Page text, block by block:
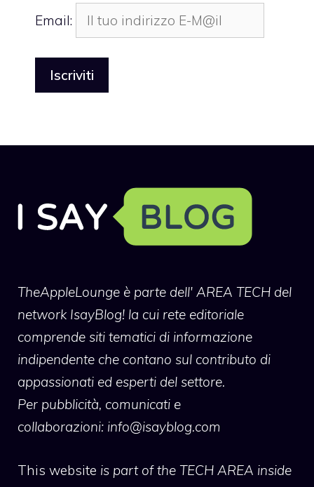
Email:
TheAppleLounge è parte dell' AREA TECH del
network IsayBlog! la cui rete editoriale
comprende siti tematici di informazione
indipendente che contano sul contributo di
appassionati ed esperti del settore.
Per pubblicità, comunicati e
collaborazioni: info@isayblog.com
This website is part of the TECH AREA inside